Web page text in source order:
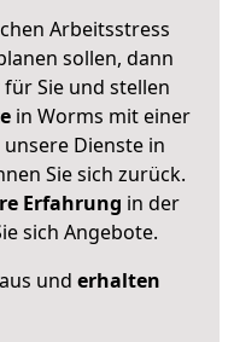
Arbeitsstress
sollen, dann
Sie und stellen
in Worms mit einer
unsere Dienste in
Sie sich zurück.
Erfahrung in der
sich Angebote.
und erhalten